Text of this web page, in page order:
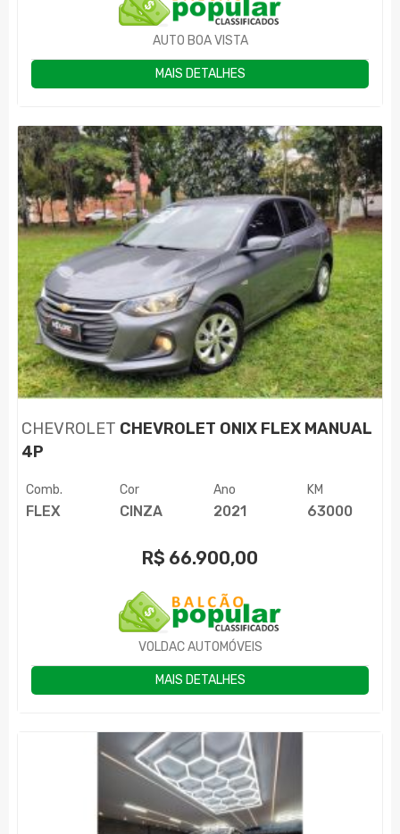
AUTO BOA VISTA
MAIS DETALHES
CHEVROLET CHEVROLET ONIX FLEX MANUAL
4P
Comb.
FLEX
Cor
CINZA
Ano
2021
KM
63000
R$ 66.900,00
VOLDAC AUTOMÓVEIS
MAIS DETALHES